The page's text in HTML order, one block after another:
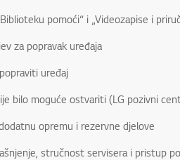
pomoći“ i „Videozapise i
za popravak uređaja
uređaj
bilo moguće ostvariti (LG pozivni
opremu i rezervne djelove
stručnost servisera i pristup